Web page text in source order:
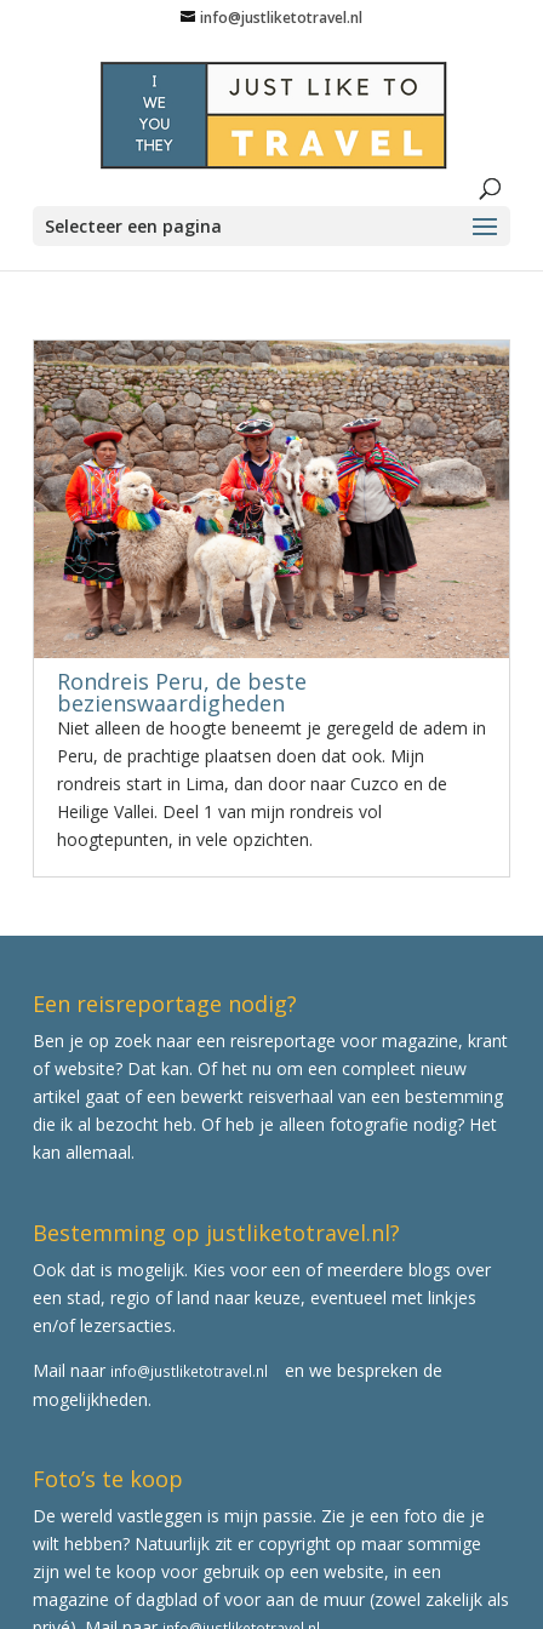
info@justliketotravel.nl
Selecteer een pagina
Rondreis Peru, de beste
bezienswaardigheden
Niet alleen de hoogte beneemt je geregeld de adem in
Peru, de prachtige plaatsen doen dat ook. Mijn
rondreis start in Lima, dan door naar Cuzco en de
Heilige Vallei. Deel 1 van mijn rondreis vol
hoogtepunten, in vele opzichten.
Een reisreportage nodig?
Ben je op zoek naar een reisreportage voor magazine, krant
of website? Dat kan. Of het nu om een compleet nieuw
artikel gaat of een bewerkt reisverhaal van een bestemming
die ik al bezocht heb. Of heb je alleen fotografie nodig? Het
kan allemaal.
Bestemming op justliketotravel.nl?
Ook dat is mogelijk. Kies voor een of meerdere blogs over
een stad, regio of land naar keuze, eventueel met linkjes
en/of lezersacties.
Mail naar info@justliketotravel.nl
en we bespreken de
mogelijkheden.
Foto’s te koop
De wereld vastleggen is mijn passie. Zie je een foto die je
wilt hebben? Natuurlijk zit er copyright op maar sommige
zijn wel te koop voor gebruik op een website, in een
magazine of dagblad of voor aan de muur (zowel zakelijk als